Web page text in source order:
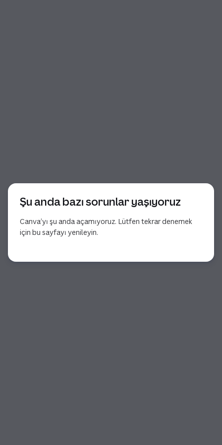
Şu anda bazı sorunlar yaşıyoruz
Canva’yı şu anda açamıyoruz. Lütfen tekrar denemek
için bu sayfayı yenileyin.